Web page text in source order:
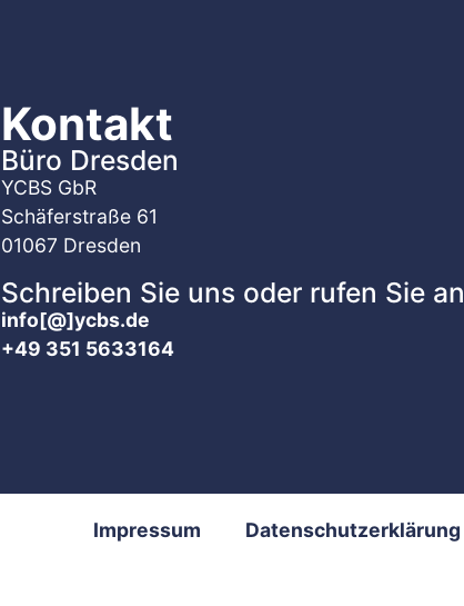
Kontakt
Büro Dresden
YCBS GbR
Schäferstraße 61
01067 Dresden
Schreiben Sie uns oder rufen Sie an
info[@]ycbs.de
+49 351 5633164
Impressum Datenschutzerklärung